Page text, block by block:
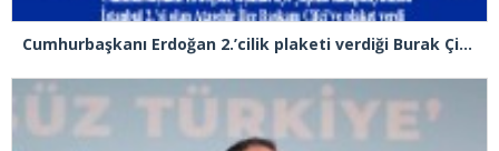
Cumhurbaşkanı Erdoğan 2.’cilik plaketi verdiği Burak Çifci’den Ataşehir seçimlerini kazanma sözünü aldı